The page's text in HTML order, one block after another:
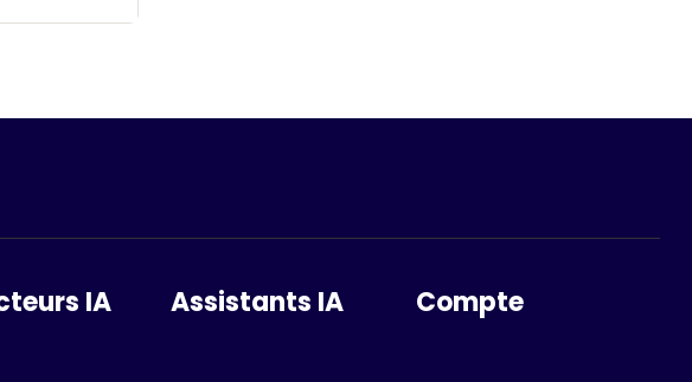
IA Assistants IA Compte